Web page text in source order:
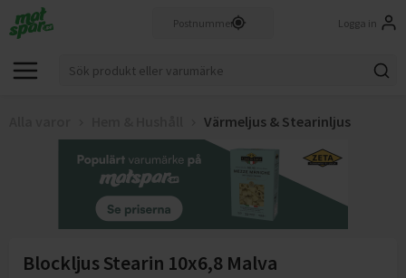
Logga in
Värmeljus & Stearinljus
Blockljus Stearin 10x6,8 Malva